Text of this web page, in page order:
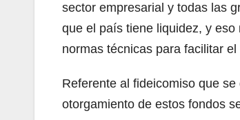
sector empresarial y todas las
que el país tiene liquidez, y
normas técnicas para facilitar
Referente al fideicomiso que
otorgamiento de estos fondos